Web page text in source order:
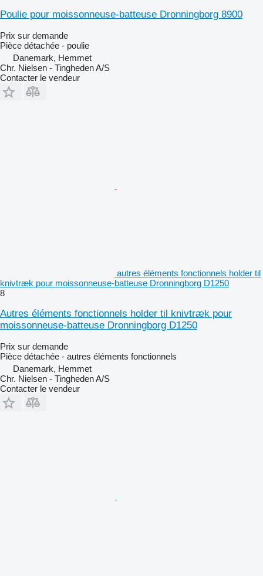
Poulie pour moissonneuse-batteuse Dronningborg 8900
Prix sur demande
Pièce détachée - poulie
Danemark, Hemmet
Chr. Nielsen - Tingheden A/S
Contacter le vendeur
autres éléments fonctionnels holder til
knivtræk pour moissonneuse-batteuse Dronningborg D1250
8
Autres éléments fonctionnels holder til knivtræk pour
moissonneuse-batteuse Dronningborg D1250
Prix sur demande
Pièce détachée - autres éléments fonctionnels
Danemark, Hemmet
Chr. Nielsen - Tingheden A/S
Contacter le vendeur